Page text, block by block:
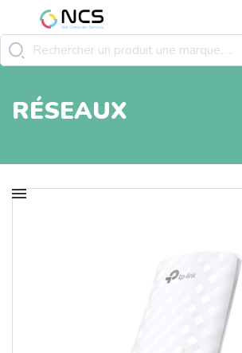
RÉSEAUX